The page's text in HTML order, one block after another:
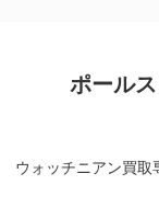
ポール
ウォッチニアン買取